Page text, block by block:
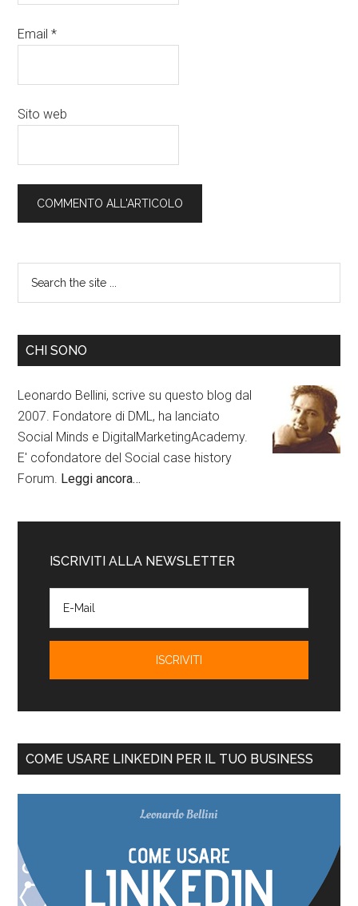
Email*
Sito web
CHI SONO
Leonardo Bellini, scrive su questo blog dal
2007. Fondatore di DML, ha lanciato
Social Minds e DigitalMarketingAcademy.
E' cofondatore del Social case history
Forum. Leggi ancora…
ISCRIVITI ALLA NEWSLETTER
COME USARE LINKEDIN PER IL TUO BUSINESS